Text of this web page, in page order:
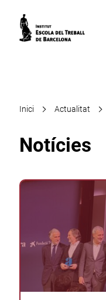
Inici Actualitat
Notícies